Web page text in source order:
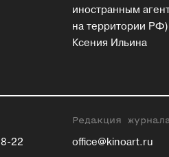
иностранным
на территории РФ)
Ксения Ильина
22
Редакция
office@kinoart.ru